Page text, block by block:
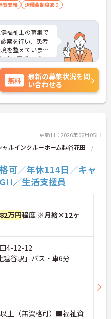
費支給 退職金制度あり
福祉士の募集で
察を行い、患者
を整えていま
始・夏季・ゴー
様な休暇制度も
も安心して働け
行っています。
ントなど、さら
ご相談くださ
無料
最新の募集状況を問
い合わせる
更新日：2026年06月05日
ルインクルーホーム越谷花田
可／年休114日／キャ
／生活支援員
万円程度 ※月給×12ヶ
4-12-12
越谷駅」バス・車6分
上（無資格可）■福祉資